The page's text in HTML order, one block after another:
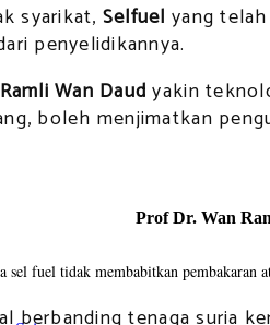
syarikat, Selfuel yang
penyelidikannya.
Wan Daudyakin
boleh menjimatkan
Prof Dr. Wan
sel fuel tidak membabitkan pembakaran